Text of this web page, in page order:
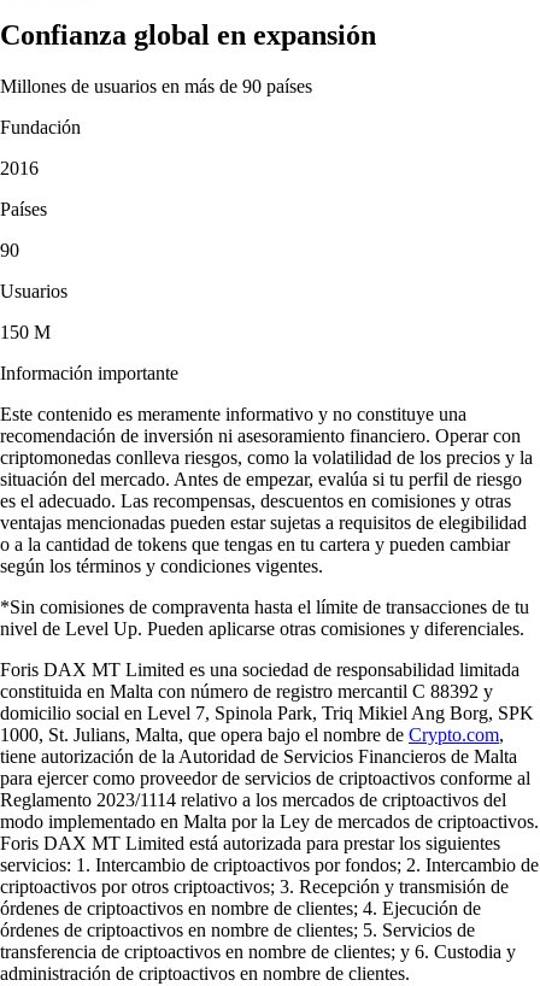
Confianza global en expansión
Millones de usuarios en más de 90 países
Fundación
2016
Países
90
Usuarios
150 M
Información importante
Este contenido es meramente informativo y no constituye una
recomendación de inversión ni asesoramiento financiero. Operar con
criptomonedas conlleva riesgos, como la volatilidad de los precios y la
situación del mercado. Antes de empezar, evalúa si tu perfil de riesgo
es el adecuado. Las recompensas, descuentos en comisiones y otras
ventajas mencionadas pueden estar sujetas a requisitos de elegibilidad
o a la cantidad de tokens que tengas en tu cartera y pueden cambiar
según los términos y condiciones vigentes.
*Sin comisiones de compraventa hasta el límite de transacciones de tu
nivel de Level Up. Pueden aplicarse otras comisiones y diferenciales.
Foris DAX MT Limited es una sociedad de responsabilidad limitada
constituida en Malta con número de registro mercantil C 88392 y
domicilio social en Level 7, Spinola Park, Triq Mikiel Ang Borg, SPK
1000, St. Julians, Malta, que opera bajo el nombre de Crypto.com,
tiene autorización de la Autoridad de Servicios Financieros de Malta
para ejercer como proveedor de servicios de criptoactivos conforme al
Reglamento 2023/1114 relativo a los mercados de criptoactivos del
modo implementado en Malta por la Ley de mercados de criptoactivos.
Foris DAX MT Limited está autorizada para prestar los siguientes
servicios: 1. Intercambio de criptoactivos por fondos; 2. Intercambio de
criptoactivos por otros criptoactivos; 3. Recepción y transmisión de
órdenes de criptoactivos en nombre de clientes; 4. Ejecución de
órdenes de criptoactivos en nombre de clientes; 5. Servicios de
transferencia de criptoactivos en nombre de clientes; y 6. Custodia y
administración de criptoactivos en nombre de clientes.